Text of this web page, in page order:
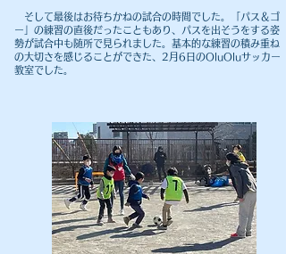
​ そして最後はお待ちかねの試合の時間でした。「パス＆ゴ
ー」の練習の直後だったこともあり、パスを出そうをする姿
勢が試合中も随所で見られました。基本的な練習の積み重ね
の大切さを感じることができた、2月6日のOluOluサッカー
教室でした。